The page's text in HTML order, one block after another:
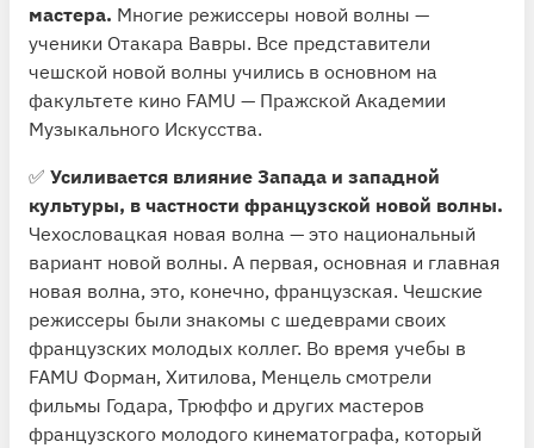
мастера. Многие режиссеры новой волны —
ученики Отакара Вавры. Все представители
чешской новой волны учились в основном на
факультете кино FAMU — Пражской Академии
Музыкального Искусства.
✅ Усиливается влияние Запада и западной
культуры, в частности французской новой волны.
Чехословацкая новая волна — это национальный
вариант новой волны. А первая, основная и главная
новая волна, это, конечно, французская. Чешские
режиссеры были знакомы с шедеврами своих
французских молодых коллег. Во время учебы в
FAMU Форман, Хитилова, Менцель смотрели
фильмы Годара, Трюффо и других мастеров
французского молодого кинематографа, который